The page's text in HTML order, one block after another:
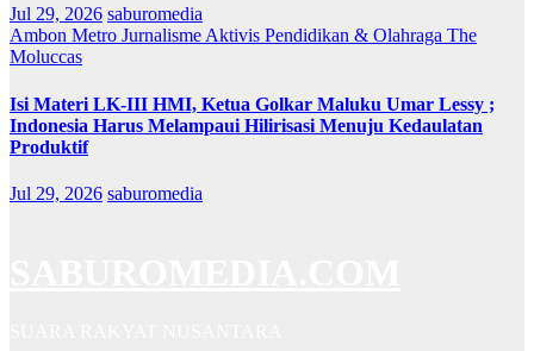
Jul 29, 2026 saburomedia
Ambon Metro Jurnalisme Aktivis Pendidikan & Olahraga The
Moluccas
Isi Materi LK-III HMI, Ketua Golkar Maluku Umar Lessy ;
Indonesia Harus Melampaui Hilirisasi Menuju Kedaulatan
Produktif
Jul 29, 2026 saburomedia